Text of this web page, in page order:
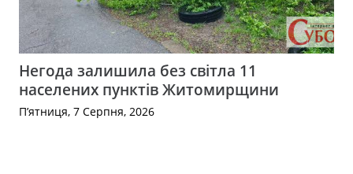
Негода залишила без світла 11
населених пунктів Житомирщини
П’ятниця, 7 Серпня, 2026